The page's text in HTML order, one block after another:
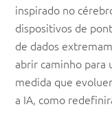
inspirado no
dispositivos de
de dados
abrir caminho para
medida que
a IA, como